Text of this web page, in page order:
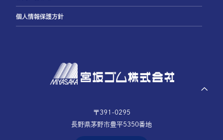
〒391-0295
長野県茅野市豊平5350番地
個人情報保護方針